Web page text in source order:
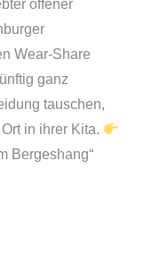
offener
Wear-Share
ganz
tauschen,
in ihrer Kita.
Bergeshang“